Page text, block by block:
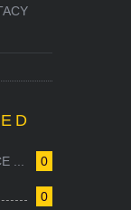
0
...
0